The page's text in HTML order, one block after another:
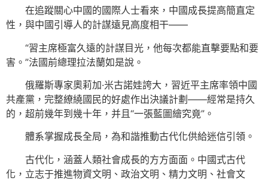
在追蹤關心中國的國際人士看來，中國成長提高簡直定
性，與中國引導人的計謀遠見高度相干——
“習主席極富久遠的計謀目光，他每次都能直擊要點和要
害。”法國前總理拉法蘭如是說。
俄羅斯專家奧莉加·米古諾娃誇大，習近平主席率領中國
共產黨，完整繚繞國民的好處作出決議計劃——經常是持久
的，超前幾年到幾十年，并且“一張藍圖繪究竟”。
體系掌握成長全局，為和諧推動古代化供給迷信引領。
古代化，涵蓋人類社會成長的方方面面。中國式古代
化，立志于推進物資文明、政治文明、精力文明、社會文